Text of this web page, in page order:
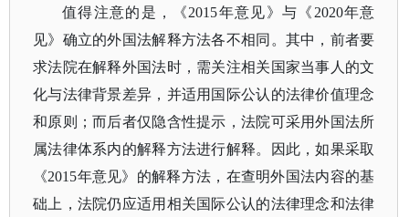
值得注意的是，《2015年意见》与《2020年意
见》确立的外国法解释方法各不相同。其中，前者要
求法院在解释外国法时，需关注相关国家当事人的文
化与法律背景差异，并适用国际公认的法律价值理念
和原则；而后者仅隐含性提示，法院可采用外国法所
属法律体系内的解释方法进行解释。因此，如果采取
《2015年意见》的解释方法，在查明外国法内容的基
础上，法院仍应适用相关国际公认的法律理念和法律